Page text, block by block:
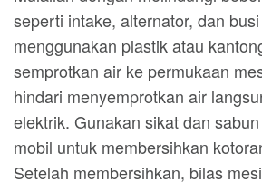
seperti intake, alternator, dan
menggunakan plastik atau
semprotkan air ke permukaan
hindari menyemprotkan air
elektrik. Gunakan sikat dan
mobil untuk membersihkan
Setelah membersihkan, bilas